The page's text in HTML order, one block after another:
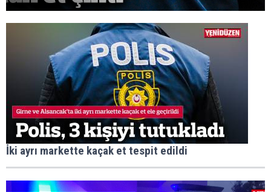
İki ayrı markette kaçak et tespit edildi